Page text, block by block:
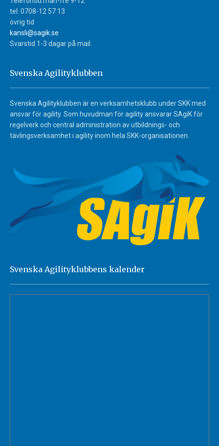
tel: 0708-12 57 13
övrig tid
kansli@sagik.se
Svarstid 1-3 dagar på mail.
Svenska Agilityklubben
Svenska Agilityklubben är en verksamhetsklubb under SKK med
ansvar för agility. Som huvudman för agility ansvarar SAgiK för
regelverk och central administration av utbildnings- och
tävlingsverksamhet i agility inom hela SKK-organisationen.
Svenska Agilityklubbens kalender